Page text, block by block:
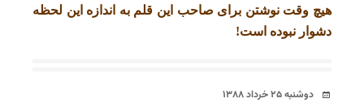
هیچ وقت نوشتن برای صاحب این قلم به اندازه این لحظه
دشوار نبوده است!
تاریخ
دوشنبه ۲۵ خرداد ۱۳۸۸